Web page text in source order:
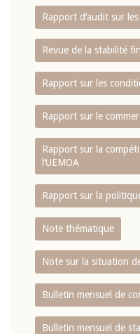
Rapport d‘audit sur
Revue de la stabilité
Rapport sur les
Rapport sur le
Rapport sur la
l‘UEMOA
Rapport sur la
Note thématique
Note sur la situation
Bulletin mensuel de
Bulletin mensuel de